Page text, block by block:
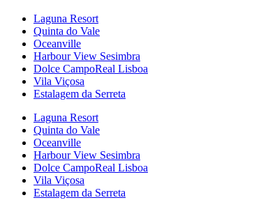
Laguna Resort
Quinta do Vale
Oceanville
Harbour View Sesimbra
Dolce CampoReal Lisboa
Vila Viçosa
Estalagem da Serreta
Laguna Resort
Quinta do Vale
Oceanville
Harbour View Sesimbra
Dolce CampoReal Lisboa
Vila Viçosa
Estalagem da Serreta